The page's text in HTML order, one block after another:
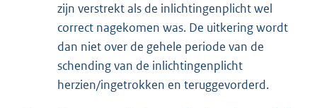
zijn verstrekt als de inlichtingenplicht wel
correct nagekomen was. De uitkering wordt
dan niet over de gehele periode van de
schending van de inlichtingenplicht
herzien/ingetrokken en teruggevorderd.